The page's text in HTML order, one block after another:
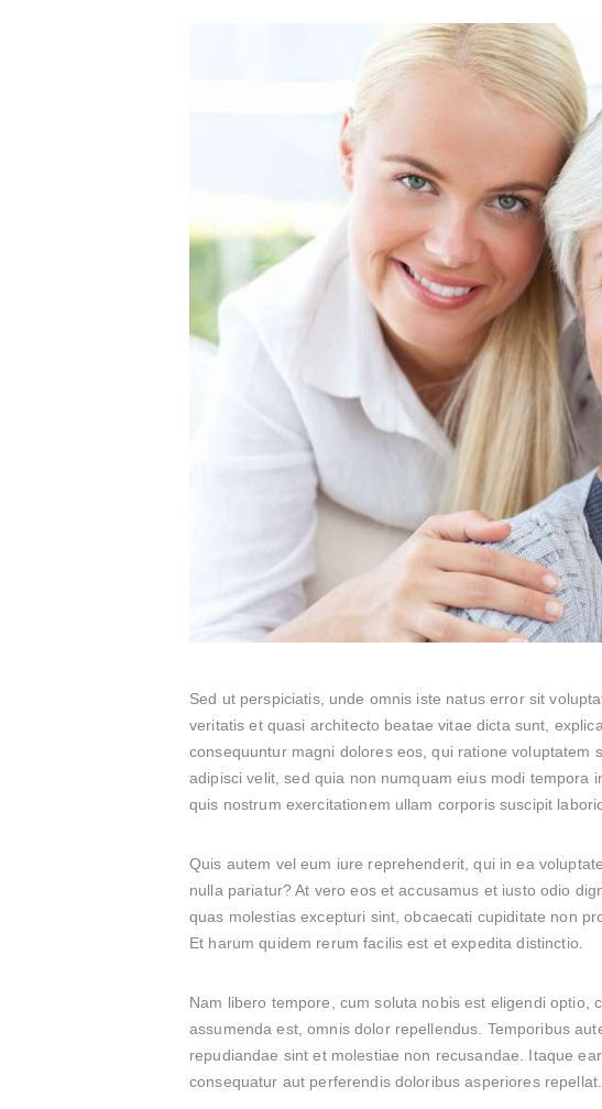
Sed ut perspiciatis, unde omnis iste natus error sit
veritatis et quasi architecto beatae vitae dicta sunt,
consequuntur magni dolores eos, qui ratione voluptatem
adipisci velit, sed quia non numquam eius modi tempora
quis nostrum exercitationem ullam corporis suscipit
Quis autem vel eum iure reprehenderit, qui in ea
nulla pariatur? At vero eos et accusamus et iusto odio
quas molestias excepturi sint, obcaecati cupiditate non
Et harum quidem rerum facilis est et expedita distinctio.
Nam libero tempore, cum soluta nobis est eligendi
assumenda est, omnis dolor repellendus. Temporibus
repudiandae sint et molestiae non recusandae. Itaque
consequatur aut perferendis doloribus asperiores repellat.